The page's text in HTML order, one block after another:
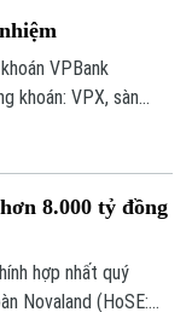
hiệu quả hoạt
trị, đổi mới và uy tín
VPBank
khoán: VPX, sàn
8.000 tỷ đồng
hợp nhất quý
Novaland (HoSE: